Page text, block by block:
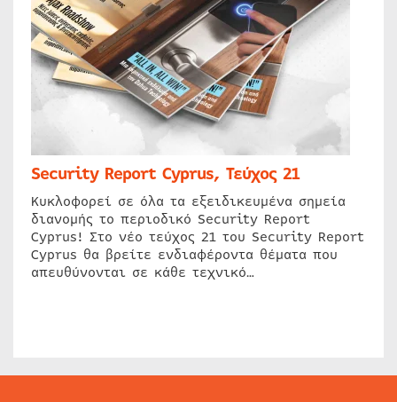
Security Report Cyprus, Τεύχος 21
Κυκλοφορεί σε όλα τα εξειδικευμένα σημεία
διανομής το περιοδικό Security Report
Cyprus! Στο νέο τεύχος 21 του Security Report
Cyprus θα βρείτε ενδιαφέροντα θέματα που
απευθύνονται σε κάθε τεχνικό…